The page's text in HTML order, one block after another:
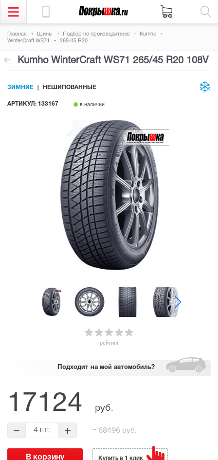
Главная Шины Подбор по производителю
Kumho
WinterCraft WS71
265/45 R20
Kumho WinterCraft WS71 265/45 R20 108V
рейтинг
АРТИКУЛ: 133167 в наличии
ЗИМНИЕ НЕШИПОВАННЫЕ
Подходит на мой автомобиль?
17124 руб.
4 шт. = 68496 руб.
Купить в 1 клик